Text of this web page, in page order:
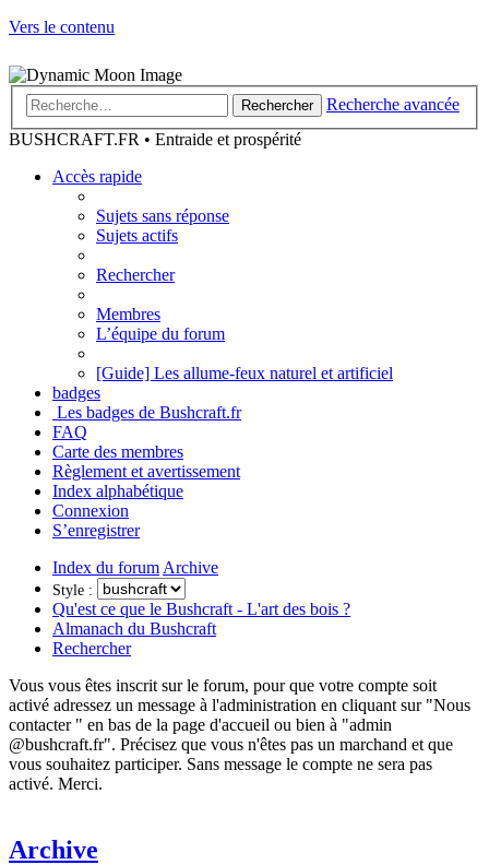
Vers le contenu
Rechercher
Recherche avancée
BUSHCRAFT.FR • Entraide et prospérité
Accès rapide
Sujets sans réponse
Sujets actifs
Rechercher
Membres
L’équipe du forum
[Guide] Les allume-feux naturel et artificiel
badges
Les badges de Bushcraft.fr
FAQ
Carte des membres
Règlement et avertissement
Index alphabétique
Connexion
S’enregistrer
Index du forum Archive
Style :
Qu'est ce que le Bushcraft - L'art des bois ?
Almanach du Bushcraft
Rechercher
Vous vous êtes inscrit sur le forum, pour que votre compte soit
activé adressez un message à l'administration en cliquant sur "Nous
contacter " en bas de la page d'accueil ou bien à "admin
@bushcraft.fr". Précisez que vous n'êtes pas un marchand et que
vous souhaitez participer. Sans message le compte ne sera pas
activé. Merci.
Archive